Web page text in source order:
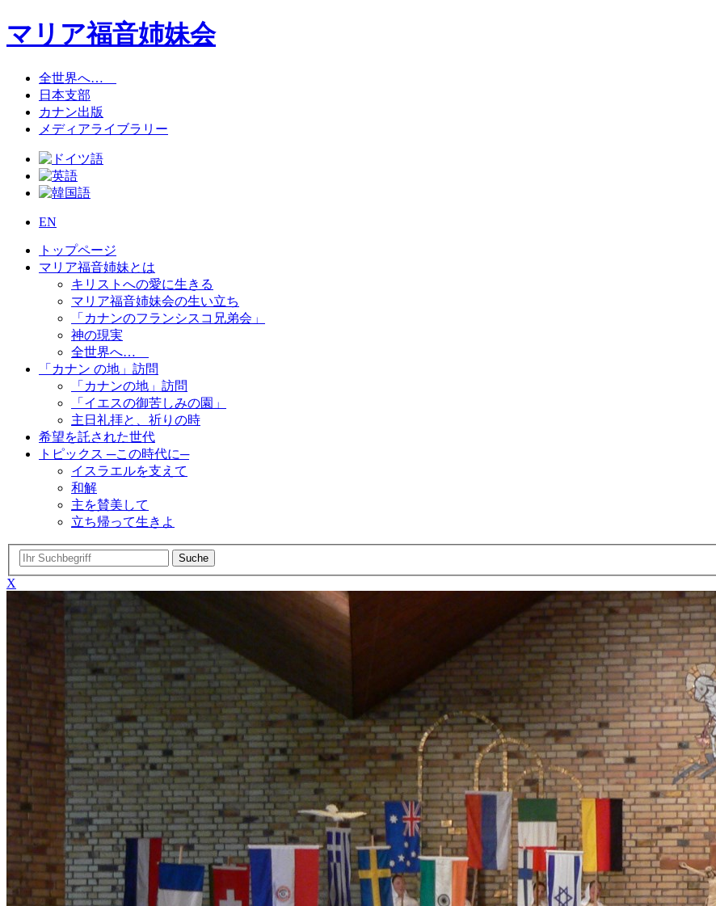
マリア福音姉妹会
全世界へ…
日本支部
カナン出版
メディアライブラリー
EN
トップページ
マリア福音姉妹とは
キリストへの愛に生きる
マリア福音姉妹会の生い立ち
「カナンのフランシスコ兄弟会」
神の現実
全世界へ…
「カナン の地」訪問
「カナンの地」訪問
「イエスの御苦しみの園」
主日礼拝と、祈りの時
希望を託された世代
トピックス ─この時代に─
イスラエルを支えて
和解
主を賛美して
立ち帰って生きよ
X